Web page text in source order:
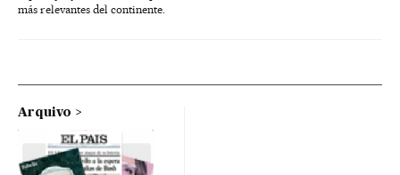
más relevantes del continente.
Arquivo